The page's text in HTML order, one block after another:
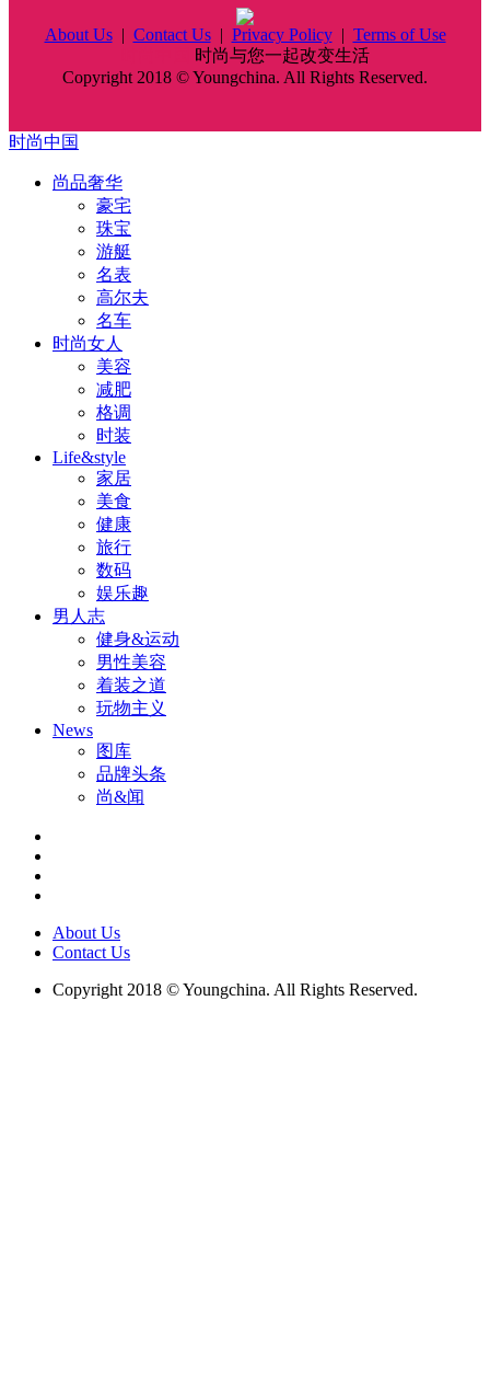
About Us| Contact Us| Privacy Policy| Terms of Use
时尚与您一起改变生活
Copyright 2018 © Youngchina. All Rights Reserved.
时尚中国
尚品奢华
豪宅
珠宝
游艇
名表
高尔夫
名车
时尚女人
美容
减肥
格调
时装
Life&style
家居
美食
健康
旅行
数码
娱乐趣
男人志
健身&运动
男性美容
着装之道
玩物主义
News
图库
品牌头条
尚&闻
About Us
Contact Us
Copyright 2018 © Youngchina. All Rights Reserved.